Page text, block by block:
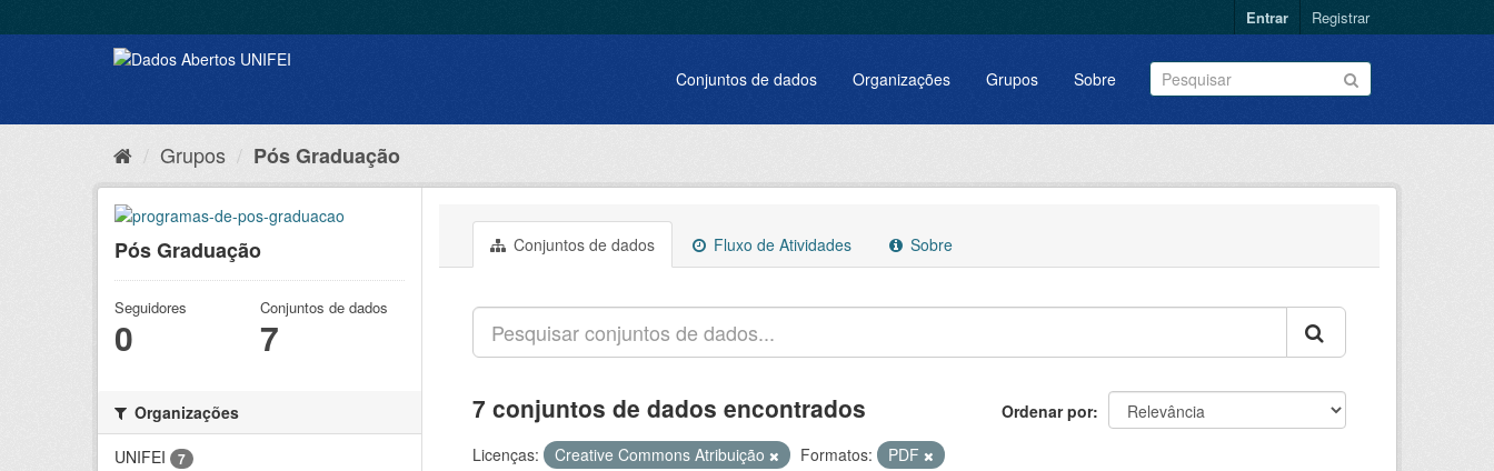
Entrar Registrar
Conjuntos de dados Organizações Grupos Sobre
Grupos Pós Graduação
Pós Graduação
Seguidores
0
Conjuntos de dados
7
Organizações
UNIFEI
7
Conjuntos de dados Fluxo de Atividades Sobre
Ordenar por
7 conjuntos de dados encontrados
Licenças: Creative Commons Atribuição Formatos:
PDF